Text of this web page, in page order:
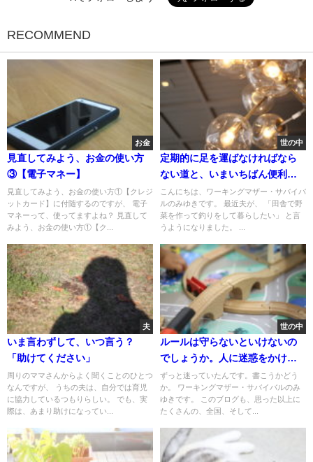
RECOMMEND
お金
見直してみよう、お金の使い方
③【電子マネー】
見直してみよう、お金の使い方①【クレジ
ットカード】に付随するのですが、 電子
マネーって、使ってますよね？ 見直して
みよう、お金の使い方①【ク...
世の中
定期的に足を運ばなければなら
ない道と、いまいちばん便利な
お店 INTERSECT BY LEXUS
こんにちは、ワーキングマザー・サバイバ
ルのみゆきです。 最近夫が、 「田舎で野
菜を作って釣りをして暮らしたい」 と言
うようになりました。 ...
夫
いま言わずして、いつ言う？
「助けてください」
周りのママさんからよく聞くことのひとつ
なんですが、 うちの夫は、自分では育児
に協力しているつもりらしい。 でも、実
際は、あまり助けになってい...
世の中
ルールは守らないといけないの
でしょうか。人に迷惑をかけて
はいけないのでしょうか。
ずっと迷っていたんです。書こうかどう
か。 ワーキングマザー・サバイバルのみ
ゆきです。 このブログも、思った以上に
たくさんの、全国、そして...